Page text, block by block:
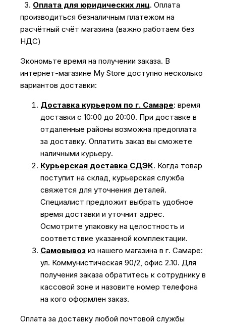
3. Оплата для юридических лиц. Оплата
производиться безналичным платежом на
расчётный счёт магазина (важно работаем без
НДС)
Экономьте время на получении заказа. В
интернет-магазине My Store доступно несколько
вариантов доставки:
Доставка курьером по г. Самаре: время
доставки с 10:00 до 20:00. При доставке в
отдаленные районы возможна предоплата
за доставку. Оплатить заказ вы сможете
наличными курьеру.
Курьерская доставка СДЭК. Когда товар
поступит на склад, курьерская служба
свяжется для уточнения деталей.
Специалист предложит выбрать удобное
время доставки и уточнит адрес.
Осмотрите упаковку на целостность и
соответствие указанной комплектации.
Самовывоз из нашего магазина в г. Самаре:
ул. Коммунистическая 90/2, офис 2.10. Для
получения заказа обратитесь к сотруднику в
кассовой зоне и назовите номер телефона
на кого оформлен заказ.
Оплата за доставку любой почтовой службы